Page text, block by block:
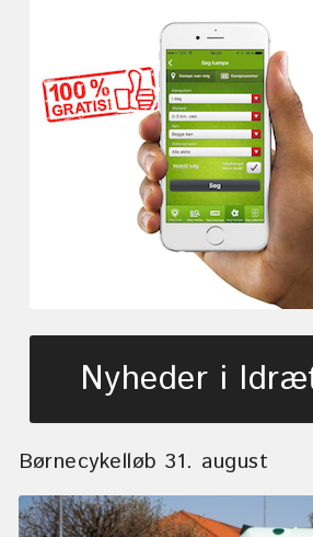
Nyheder i
Børnecykelløb 31. august